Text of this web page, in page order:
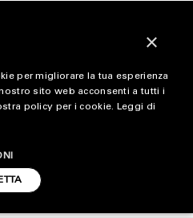
×
per migliorare la tua esperienza
sito web acconsenti a tutti i
policy per i cookie. Leggi di